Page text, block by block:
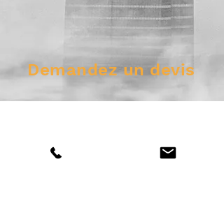
Demandez un devis